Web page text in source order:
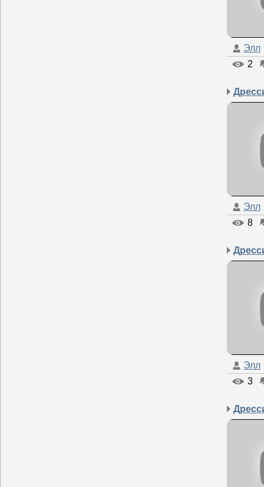
Элл
2
Элл
8
Элл
3